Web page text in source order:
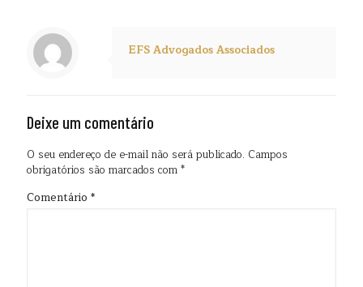
EFS Advogados Associados
Deixe um comentário
O seu endereço de e-mail não será publicado. Campos
obrigatórios são marcados com*
Comentário *